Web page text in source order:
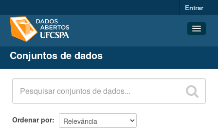
Entrar
Conjuntos de dados
Organizações
Grupos
Sobre
Conjuntos de dados
Ordenar por